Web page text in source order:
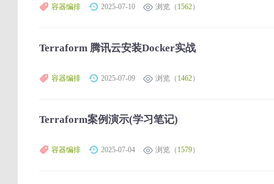
容器编排 2025-07-10 浏览（ 1562）
Terraform 腾讯云安装Docker实战
容器编排 2025-07-09 浏览（ 1462）
Terraform案例演示(学习笔记)
容器编排 2025-07-04 浏览（ 1579）